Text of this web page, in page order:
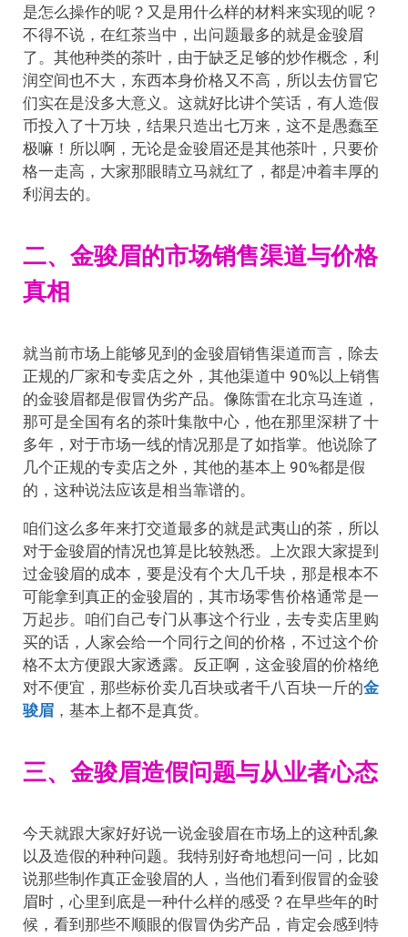
是怎么操作的呢？又是用什么样的材料来实现的呢？
不得不说，在红茶当中，出问题最多的就是金骏眉
了。其他种类的茶叶，由于缺乏足够的炒作概念，利
润空间也不大，东西本身价格又不高，所以去仿冒它
们实在是没多大意义。这就好比讲个笑话，有人造假
币投入了十万块，结果只造出七万来，这不是愚蠢至
极嘛！所以啊，无论是金骏眉还是其他茶叶，只要价
格一走高，大家那眼睛立马就红了，都是冲着丰厚的
利润去的。
二、金骏眉的市场销售渠道与价格
真相
就当前市场上能够见到的金骏眉销售渠道而言，除去
正规的厂家和专卖店之外，其他渠道中 90%以上销售
的金骏眉都是假冒伪劣产品。像陈雷在北京马连道，
那可是全国有名的茶叶集散中心，他在那里深耕了十
多年，对于市场一线的情况那是了如指掌。他说除了
几个正规的专卖店之外，其他的基本上 90%都是假
的，这种说法应该是相当靠谱的。
咱们这么多年来打交道最多的就是武夷山的茶，所以
对于金骏眉的情况也算是比较熟悉。上次跟大家提到
过金骏眉的成本，要是没有个大几千块，那是根本不
可能拿到真正的金骏眉的，其市场零售价格通常是一
万起步。咱们自己专门从事这个行业，去专卖店里购
买的话，人家会给一个同行之间的价格，不过这个价
格不太方便跟大家透露。反正啊，这金骏眉的价格绝
对不便宜，那些标价卖几百块或者千八百块一斤的金
骏眉 ，基本上都不是真货。
三、金骏眉造假问题与从业者心态
今天就跟大家好好说一说金骏眉在市场上的这种乱象
以及造假的种种问题。我特别好奇地想问一问，比如
说那些制作真正金骏眉的人，当他们看到假冒的金骏
眉时，心里到底是一种什么样的感受？在早些年的时
候，看到那些不顺眼的假冒伪劣产品，肯定会感到特